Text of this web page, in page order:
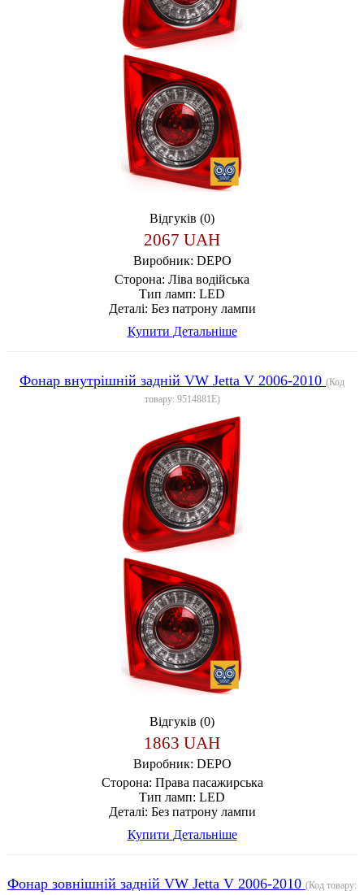
Відгуків (0)
2067 UAH
Виробник: DEPO
Сторона: Ліва водійська
Тип ламп: LED
Деталі: Без патрону лампи
Купити Детальніше
Фонар внутрішній задній VW Jetta V 2006-2010 (Код
товару: 9514881E)
Відгуків (0)
1863 UAH
Виробник: DEPO
Сторона: Права пасажирська
Тип ламп: LED
Деталі: Без патрону лампи
Купити Детальніше
Фонар зовнішній задній VW Jetta V 2006-2010 (Код товару: